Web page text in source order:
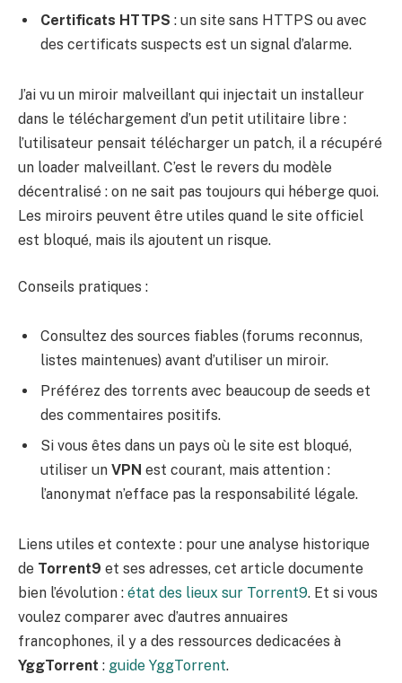
Certificats HTTPS : un site sans HTTPS ou avec
des certificats suspects est un signal d’alarme.
J’ai vu un miroir malveillant qui injectait un installeur
dans le téléchargement d’un petit utilitaire libre :
l’utilisateur pensait télécharger un patch, il a récupéré
un loader malveillant. C’est le revers du modèle
décentralisé : on ne sait pas toujours qui héberge quoi.
Les miroirs peuvent être utiles quand le site officiel
est bloqué, mais ils ajoutent un risque.
Conseils pratiques :
Consultez des sources fiables (forums reconnus,
listes maintenues) avant d’utiliser un miroir.
Préférez des torrents avec beaucoup de seeds et
des commentaires positifs.
Si vous êtes dans un pays où le site est bloqué,
utiliser un VPN est courant, mais attention :
l’anonymat n’efface pas la responsabilité légale.
Liens utiles et contexte : pour une analyse historique
de Torrent9 et ses adresses, cet article documente
bien l’évolution : état des lieux sur Torrent9. Et si vous
voulez comparer avec d’autres annuaires
francophones, il y a des ressources dedicacées à
YggTorrent : guide YggTorrent.